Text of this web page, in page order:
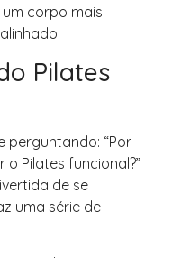
corpo mais
Pilates
perguntando: “Por
Pilates funcional?”
de se
uma série de